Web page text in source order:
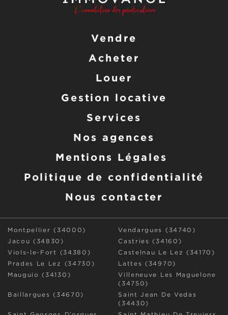
Vendre
Acheter
Louer
Gestion locative
Services
Nos agences
Mentions Légales
Politique de confidentialité
Nous contacter
Montpellier (34000)
Vendargues (34740)
Jacou (34830)
Castries (34160)
Viols-le-Fort (34380)
Castelnau Le Lez (34170)
Prades Le Lez (34730)
Lattes (34970)
Mauguio (34130)
Villeneuve Les Maguelone
(34750)
Baillargues (34670)
Saint Jean De Vedas
(34430)